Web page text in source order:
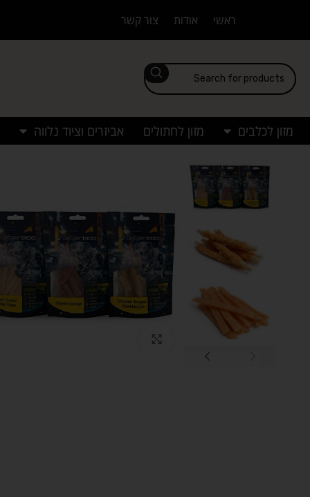
ראשי אודות צור קשר
מזון לכלבים מזון לחתולים אביזרים וציוד נלווה